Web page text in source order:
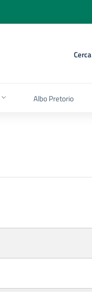
Cerca
Albo Pretorio